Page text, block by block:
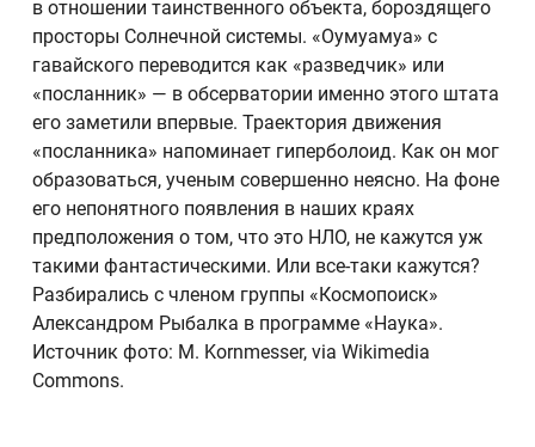
в отношении таинственного объекта, бороздящего
просторы Солнечной системы. «Оумуамуа» с
гавайского переводится как «разведчик» или
«посланник» — в обсерватории именно этого штата
его заметили впервые. Траектория движения
«посланника» напоминает гиперболоид. Как он мог
образоваться, ученым совершенно неясно. На фоне
его непонятного появления в наших краях
предположения о том, что это НЛО, не кажутся уж
такими фантастическими. Или все-таки кажутся?
Разбирались с членом группы «Космопоиск»
Александром Рыбалка в программе «Наука».
Источник фото: M. Kornmesser, via Wikimedia
Commons.